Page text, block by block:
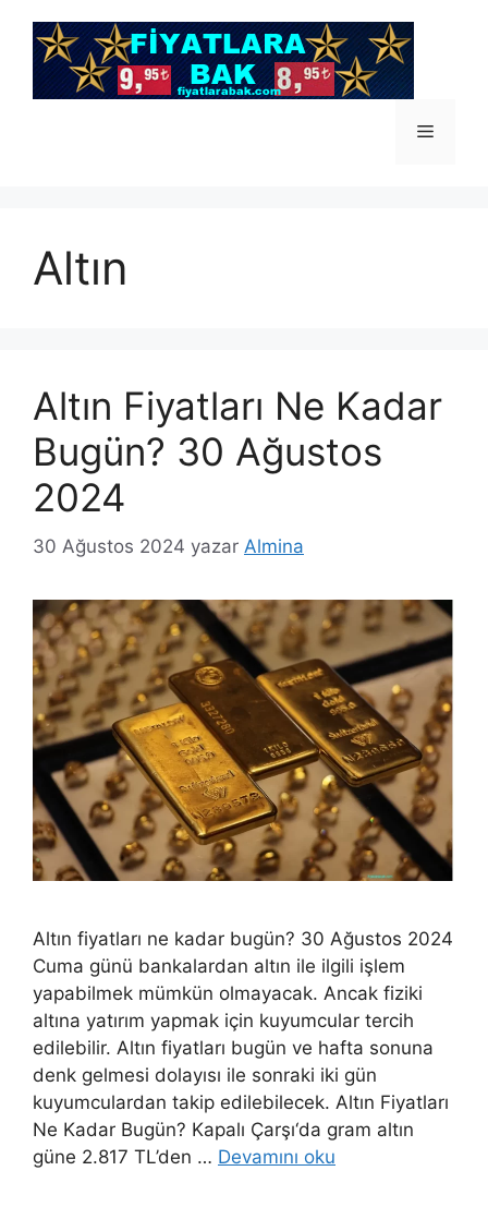
Menü
Altın
Altın Fiyatları Ne Kadar
Bugün? 30 Ağustos
2024
30 Ağustos 2024 yazar Almina
Altın fiyatları ne kadar bugün? 30 Ağustos 2024
Cuma günü bankalardan altın ile ilgili işlem
yapabilmek mümkün olmayacak. Ancak fiziki
altına yatırım yapmak için kuyumcular tercih
edilebilir. Altın fiyatları bugün ve hafta sonuna
denk gelmesi dolayısı ile sonraki iki gün
kuyumculardan takip edilebilecek. Altın Fiyatları
Ne Kadar Bugün? Kapalı Çarşı‘da gram altın
güne 2.817 TL’den … Devamını oku